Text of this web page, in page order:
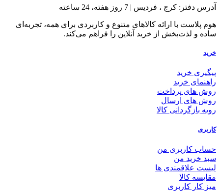
آدرس دفتر: کرج ، فردیس | 7 روز هفته، 24 ساعته
هوم پلاست با ارائه کالاهای متنوع و کاربردی برای همه، تجربه‌ای
ساده و لذت‌بخش از خرید آنلاین را فراهم می‌کند.
خرید
پیگیری خرید
راهنمای خرید
روش های پرداخت
روش های ارسال
رویه بازگردانی کالا
کاربری
حساب کاربری من
سبد خرید من
لیست علاقمندی ها
مقایسه کالا
میز کار کاربری